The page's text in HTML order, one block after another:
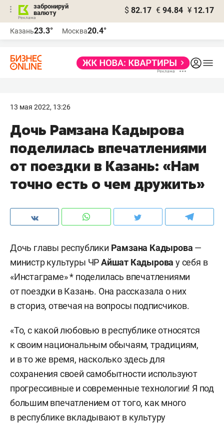
забронируй
валюту
$ 82.17 € 94.84 ¥ 12.17
Казань23.3° Москва20.4°
13 мая 2022, 13:26
Дочь Рамзана Кадырова
поделилась впечатлениями
от поездки в Казань: «Нам
точно есть о чем дружить»
Дочь главы республики Рамзана Кадырова —
министр культуры ЧРАйшат Кадырова у себя в
«Инстаграме» * поделилась впечатлениями
от поездки в Казань. Она рассказала о них
в сториз, отвечая на вопросы подписчиков.
«То, с какой любовью в республике относятся
к своим национальным обычаям, традициям,
и в то же время, насколько здесь для
сохранения своей самобытности используют
прогрессивные и современные технологии! Я под
большим впечатлением от того, как много
в республике вкладывают в культуру